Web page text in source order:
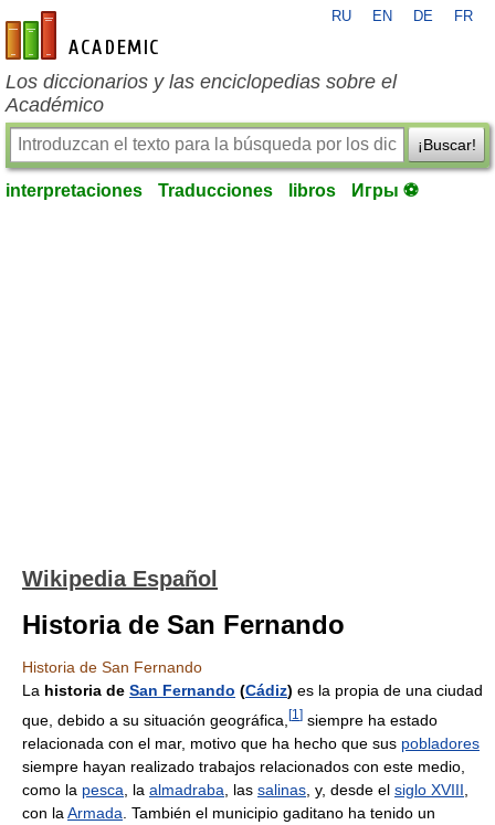
es-academic.com
RU EN DE FR
Los diccionarios y las enciclopedias sobre el
Académico
¡Buscar!
interpretaciones Traducciones libros Игры ⚽
Wikipedia Español
Historia de San Fernando
Historia de San Fernando
La historia de San Fernando (Cádiz) es la propia de una ciudad
que, debido a su situación geográfica, [1 ] siempre ha estado
relacionada con el mar, motivo que ha hecho que sus pobladores
siempre hayan realizado trabajos relacionados con este medio,
como la pesca , la almadraba , las salinas , y, desde el siglo XVIII
con la Armada . También el municipio gaditano ha tenido un